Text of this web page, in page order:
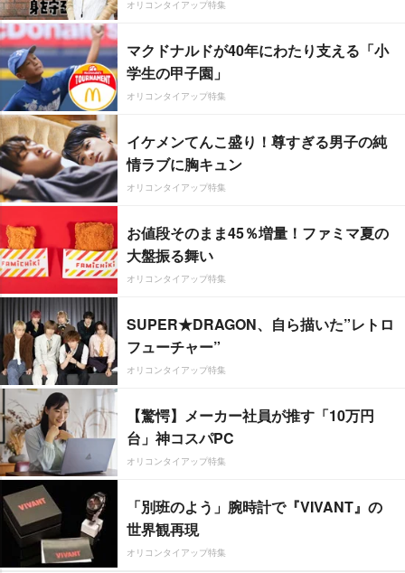
オリコンタイアップ特集
マクドナルドが40年にわたり支える「小
学生の甲子園」
オリコンタイアップ特集
イケメンてんこ盛り！尊すぎる男子の純
情ラブに胸キュン
オリコンタイアップ特集
お値段そのまま45％増量！ファミマ夏の
大盤振る舞い
オリコンタイアップ特集
SUPER★DRAGON、自ら描いた”レトロ
フューチャー”
オリコンタイアップ特集
【驚愕】メーカー社員が推す「10万円
台」神コスパPC
オリコンタイアップ特集
「別班のよう」腕時計で『VIVANT』の
世界観再現
オリコンタイアップ特集